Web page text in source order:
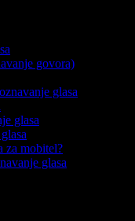
govora)
glasa
glasa
za mobitel?
glasa